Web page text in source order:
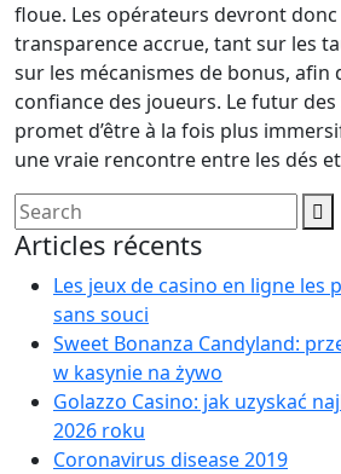
floue. Les opérateurs devront
transparence accrue, tant sur les
sur les mécanismes de bonus, afin
confiance des joueurs. Le futur
promet d’être à la fois plus
une vraie rencontre entre les dés
Articles récents
Les jeux de casino en ligne les
sans souci
Sweet Bonanza Candyland:
w kasynie na żywo
Golazzo Casino: jak uzyskać
2026 roku
Coronavirus disease 2019